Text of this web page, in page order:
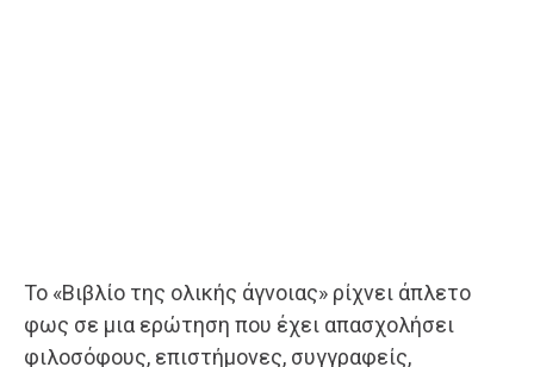
Το «Βιβλίο της ολικής άγνοιας» ρίχνει άπλετο
φως σε μια ερώτηση που έχει απασχολήσει
φιλοσόφους, επιστήμονες, συγγραφείς,